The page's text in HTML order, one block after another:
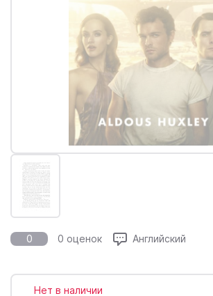
0 0 оценок Английский
Нет в наличии